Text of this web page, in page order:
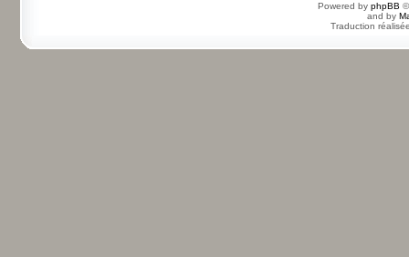
Powered by phpBB
and by
Traduction